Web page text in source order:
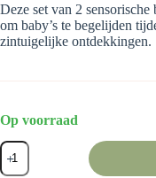
Deze set van 2
om baby’s te begelijden
zintuigelijke ontdekkingen.
Op voorraad
Sensorische
bijtballen-